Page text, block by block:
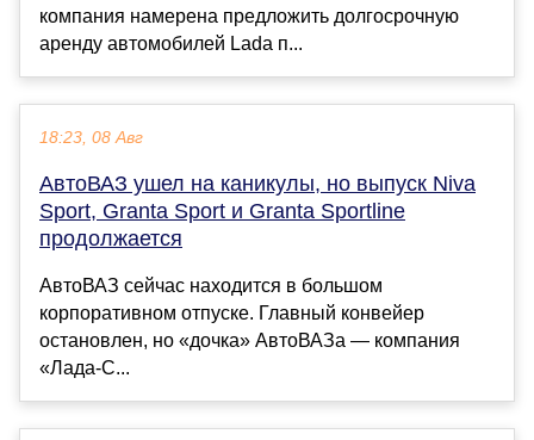
компания намерена предложить долгосрочную
аренду автомобилей Lada п...
18:23, 08 Авг
АвтоВАЗ ушел на каникулы, но выпуск Niva
Sport, Granta Sport и Granta Sportline
продолжается
АвтоВАЗ сейчас находится в большом
корпоративном отпуске. Главный конвейер
остановлен, но «дочка» АвтоВАЗа — компания
«Лада-С...